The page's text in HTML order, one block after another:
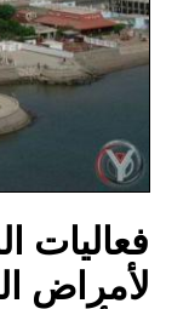
فعاليات
لأمراض